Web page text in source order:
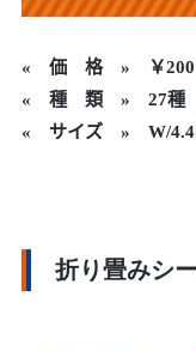
« 価 格 »
￥
« 種 類 » 27種
« サイズ » W/4.4
折り畳みシ